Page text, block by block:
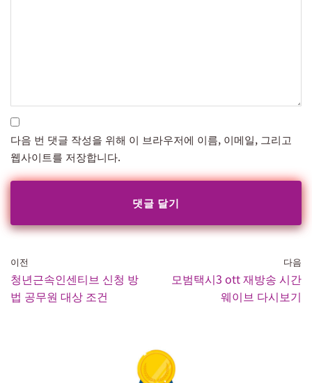
다음 번 댓글 작성을 위해 이 브라우저에 이름, 이메일, 그리고
웹사이트를 저장합니다.
이전
청년근속인센티브 신청 방
법 공무원 대상 조건
다음
모범택시3 ott 재방송 시간
웨이브 다시보기